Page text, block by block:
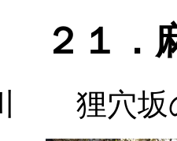
２１
坂の下